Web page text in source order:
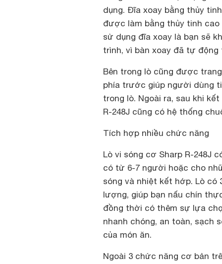
dụng. Đĩa xoay bằng thủy
được làm bằng thủy tinh
sử dụng đĩa xoay là bạn sẽ
trình, vì bàn xoay đã tự
Bên trong lò cũng được
phía trước giúp người dùng
trong lò. Ngoài ra, sau khi
R-248J cũng có hệ thống
Tích hợp nhiều chức năng
Lò vi sóng cơ Sharp R-248J
có từ 6-7 người hoặc cho
sóng và nhiệt kết hớp. Lò có
lượng, giúp bạn nấu chín
đồng thời có thêm sự lựa
nhanh chóng, an toàn, sạch
của món ăn.
Ngoài 3 chức năng cơ bản